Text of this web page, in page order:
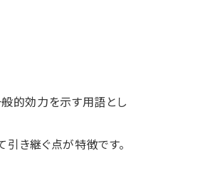
般的効力を示す用語とし
引き継ぐ点が特徴です。